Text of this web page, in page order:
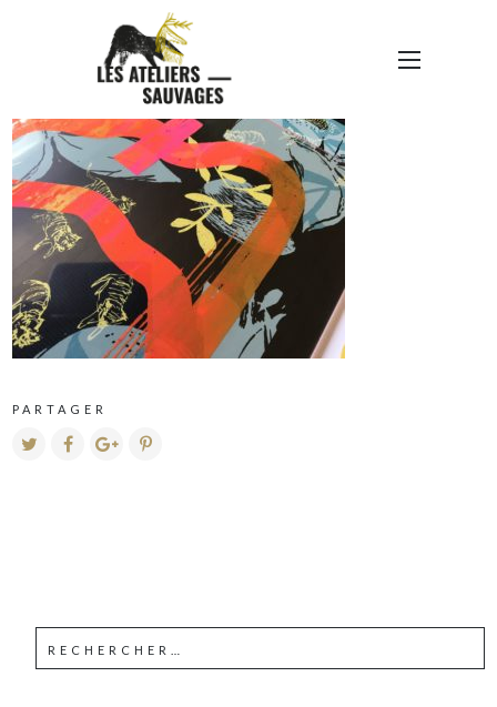
IMG_1230
PARTAGER